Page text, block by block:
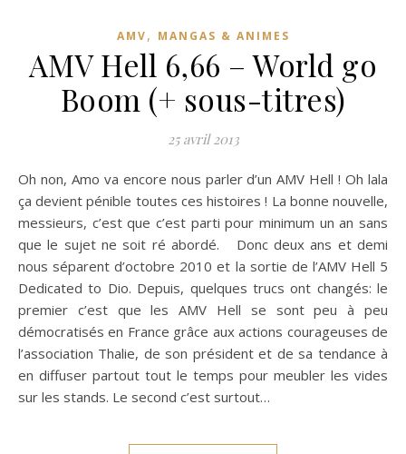
AMV, MANGAS & ANIMES
AMV Hell 6,66 – World go
Boom (+ sous-titres)
25 avril 2013
Oh non, Amo va encore nous parler d’un AMV Hell ! Oh lala
ça devient pénible toutes ces histoires ! La bonne nouvelle,
messieurs, c’est que c’est parti pour minimum un an sans
que le sujet ne soit ré abordé. Donc deux ans et demi
nous séparent d’octobre 2010 et la sortie de l’AMV Hell 5
Dedicated to Dio. Depuis, quelques trucs ont changés: le
premier c’est que les AMV Hell se sont peu à peu
démocratisés en France grâce aux actions courageuses de
l’association Thalie, de son président et de sa tendance à
en diffuser partout tout le temps pour meubler les vides
sur les stands. Le second c’est surtout…